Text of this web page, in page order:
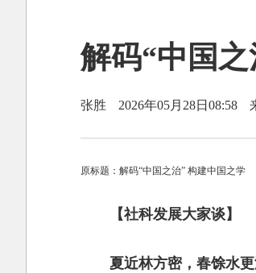
解码“中国
张胜 2026年05月28日08:58
原标题：解码“中国之治” 构建中国之学
【社科发展大家谈】
夏近林方密，春馀水